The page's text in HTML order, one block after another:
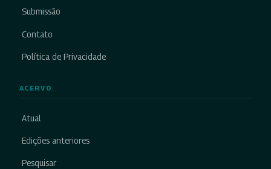
Submissão
Contato
Política de Privacidade
ACERVO
Atual
Edições anteriores
Pesquisar